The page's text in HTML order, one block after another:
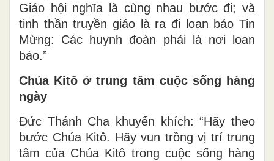
Giáo hội nghĩa là cùng nhau bước đi; và
tinh thần truyền giáo là ra đi loan báo Tin
Mừng: Các huynh đoàn phải là nơi loan
báo.”
Chúa Kitô ở trung tâm cuộc sống hàng
ngày
Đức Thánh Cha khuyến khích: “Hãy theo
bước Chúa Kitô. Hãy vun trồng vị trí trung
tâm của Chúa Kitô trong cuộc sống hàng